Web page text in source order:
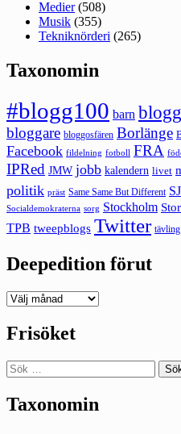
Medier(508)
Musik (355)
Tekniknörderi (265)
Taxonomin
#blogg100 barn blogg
bloggare bloggosfären Borlänge
Facebook fildelning fotboll FRA
IPRed JMW jobb kalendern livet
politik präst Same Same But Different SJ
Socialdemokraterna sorg Stockholm
TPB tweepblogs Twitter tävling
Deepedition förut
Deepedition
Frisöket
Sök
efter:
Taxonomin